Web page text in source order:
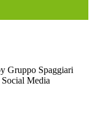
Gruppo Spaggiari
Media